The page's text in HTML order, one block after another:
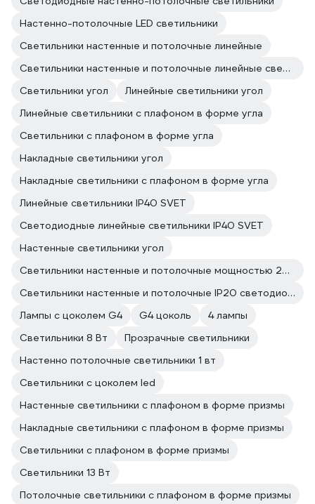
Настенно-потолочные LED светильники
Светильники настенные и потолочные линейные
Светильники настенные и потолочные линейные светодиодные
Светильники угол
Линейные светильники угол
Линейные светильники с плафоном в форме угла
Светильники с плафоном в форме угла
Накладные светильники угол
Накладные светильники с плафоном в форме угла
Линейные светильники IP40 SVET
Светодиодные линейные светильники IP40 SVET
Настенные светильники угол
Светильники настенные и потолочные мощностью 20 Вт
Светильники настенные и потолочные IP20 светодиодные
Лампы с цоколем G4
G4 цоколь
4 лампы
Светильники 8 Вт
Прозрачные светильники
Настенно потолочные светильники 1 вт
Светильники с цоколем led
Настенные светильники с плафоном в форме призмы
Накладные светильники с плафоном в форме призмы
Светильники с плафоном в форме призмы
Светильники 13 Вт
Потолочные светильники с плафоном в форме призмы